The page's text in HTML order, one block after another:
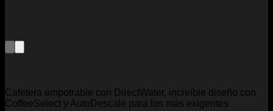
Cafetera empotrable con DirectWater, increíble diseño con
CoffeeSelect y AutoDescale para los más exigentes